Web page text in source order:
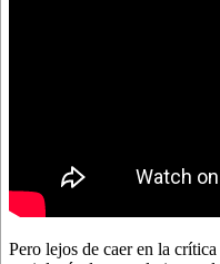
Pero lejos de caer en la